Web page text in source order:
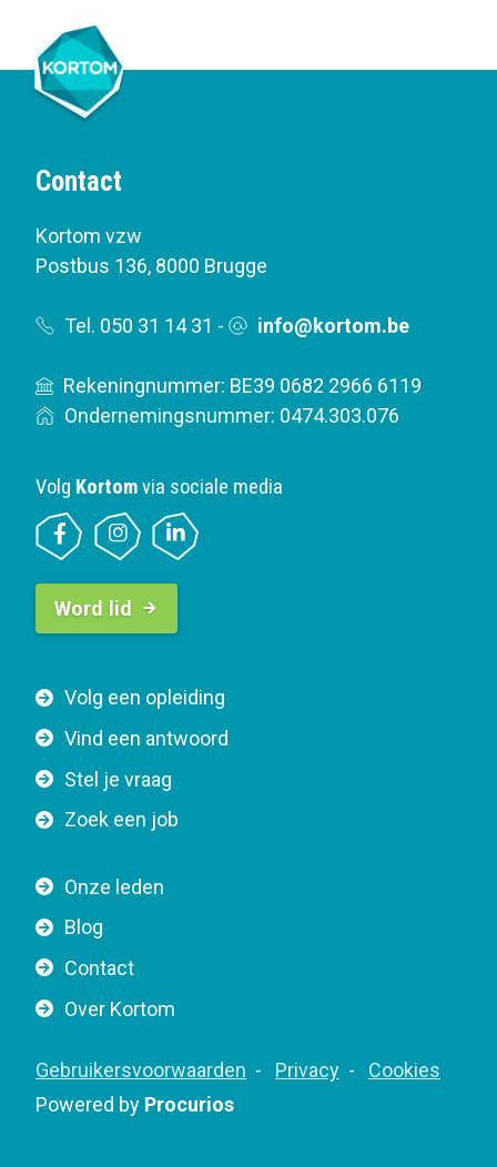
Contact
Kortom vzw
Postbus 136, 8000 Brugge
Tel. 050 31 14 31 - info@kortom.be
Rekeningnummer: BE39 0682 2966 6119
Ondernemingsnummer: 0474.303.076
F
o
t
e
a
v
i
a
i
o
Volg een opleiding
Vind een antwoord
Stel je vraag
Zoek een job
Onze leden
Blog
Contact
Over Kortom
F
o
Gebruikersvoorwaarden Privacy
Cookies
Powered by Procurios
Volg Kortomvia sociale media
B
t
o
n
a
v
g
t
i
o
Word lid